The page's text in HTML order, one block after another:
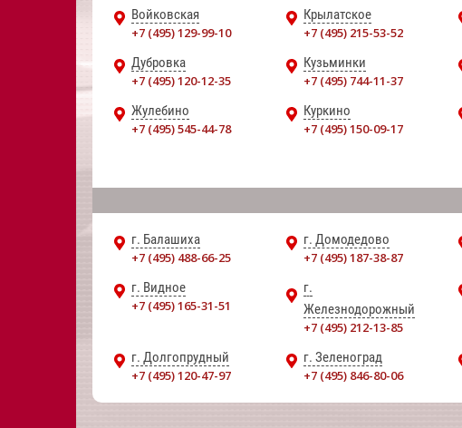
Войковская
+7 (495) 129-99-10
Крылатское
+7 (495) 215-53-52
Дубровка
+7 (495) 120-12-35
Кузьминки
+7 (495) 744-11-37
Жулебино
+7 (495) 545-44-78
Куркино
+7 (495) 150-09-17
г. Балашиха
+7 (495) 488-66-25
г. Домодедово
+7 (495) 187-38-87
г. Видное
+7 (495) 165-31-51
г.
Железнодорожный
+7 (495) 212-13-85
г. Долгопрудный
+7 (495) 120-47-97
г. Зеленоград
+7 (495) 846-80-06